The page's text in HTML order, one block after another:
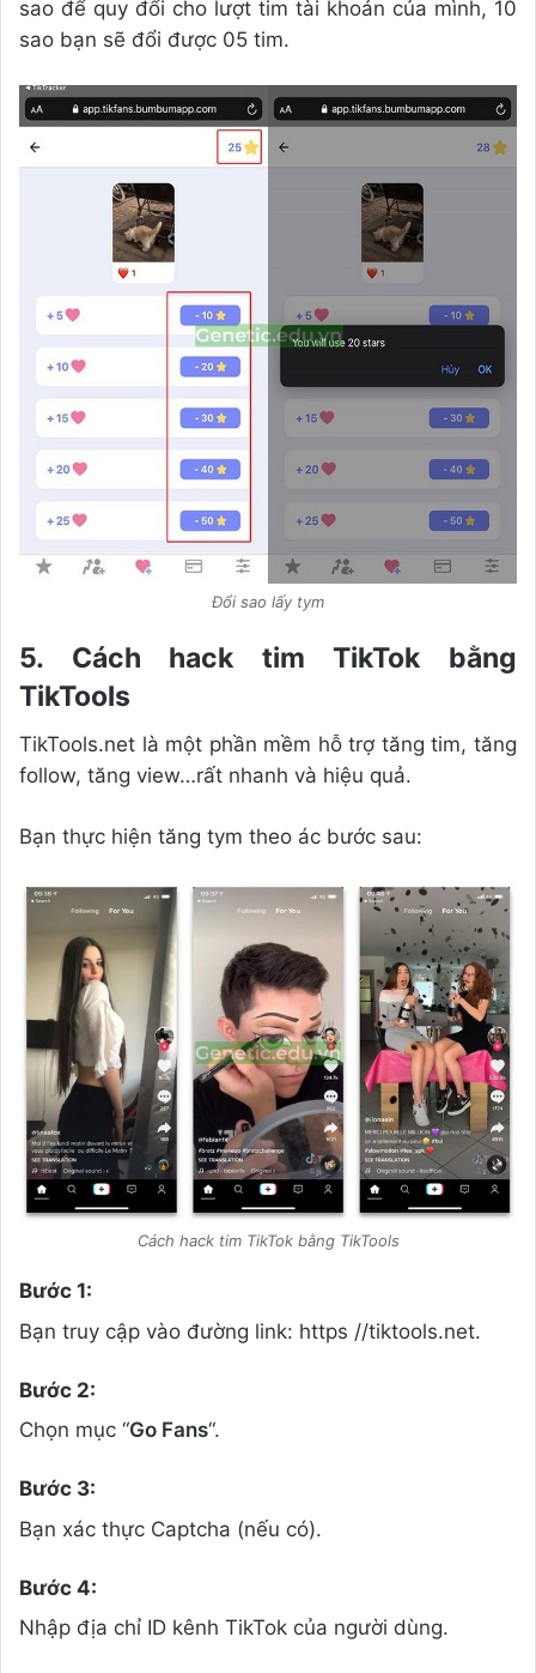
sao để quy đổi cho lượt tim tài khoản của mình, 10
sao bạn sẽ đổi được 05 tim.
Đổi sao lấy tym
5. Cách hack tim TikTok bằng
TikTools
TikTools.net là một phần mềm hỗ trợ tăng tim, tăng
follow, tăng view…rất nhanh và hiệu quả.
Bạn thực hiện tăng tym theo ác bước sau:
Cách hack tim TikTok bằng TikTools
Bước 1:
Bạn truy cập vào đường link: https //tiktools.net.
Bước 2:
Chọn mục “Go Fans“.
Bước 3:
Bạn xác thực Captcha (nếu có).
Bước 4:
Nhập địa chỉ ID kênh TikTok của người dùng.